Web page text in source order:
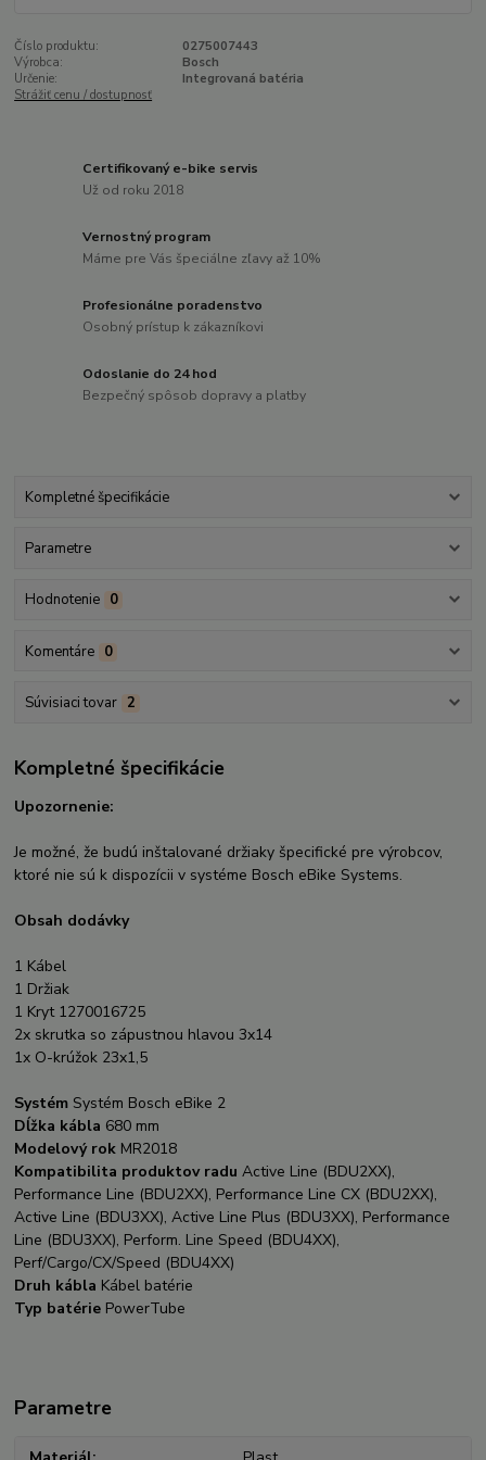
Číslo produktu:
0275007443
Výrobca:
Bosch
Určenie:
Integrovaná batéria
Strážiť cenu / dostupnosť
Certifikovaný e-bike servis
Už od roku 2018
Vernostný program
Máme pre Vás špeciálne zľavy až 10%
Profesionálne poradenstvo
Osobný prístup k zákazníkovi
Odoslanie do 24 hod
Bezpečný spôsob dopravy a platby
Kompletné špecifikácie
Parametre
Hodnotenie 0
Komentáre 0
Súvisiaci tovar 2
Kompletné špecifikácie
Upozornenie:
Je možné, že budú inštalované držiaky špecifické pre výrobcov,
ktoré nie sú k dispozícii v systéme Bosch eBike Systems.
Obsah dodávky
1 Kábel
1 Držiak
1 Kryt 1270016725
2x skrutka so zápustnou hlavou 3x14
1x O-krúžok 23x1,5
Systém Systém Bosch eBike 2
Dĺžka kábla 680 mm
Modelový rok MR2018
Kompatibilita produktov radu Active Line (BDU2XX),
Performance Line (BDU2XX), Performance Line CX (BDU2XX),
Active Line (BDU3XX), Active Line Plus (BDU3XX), Performance
Line (BDU3XX), Perform. Line Speed (BDU4XX),
Perf/Cargo/CX/Speed (BDU4XX)
Druh kábla Kábel batérie
Typ batérie PowerTube
Parametre